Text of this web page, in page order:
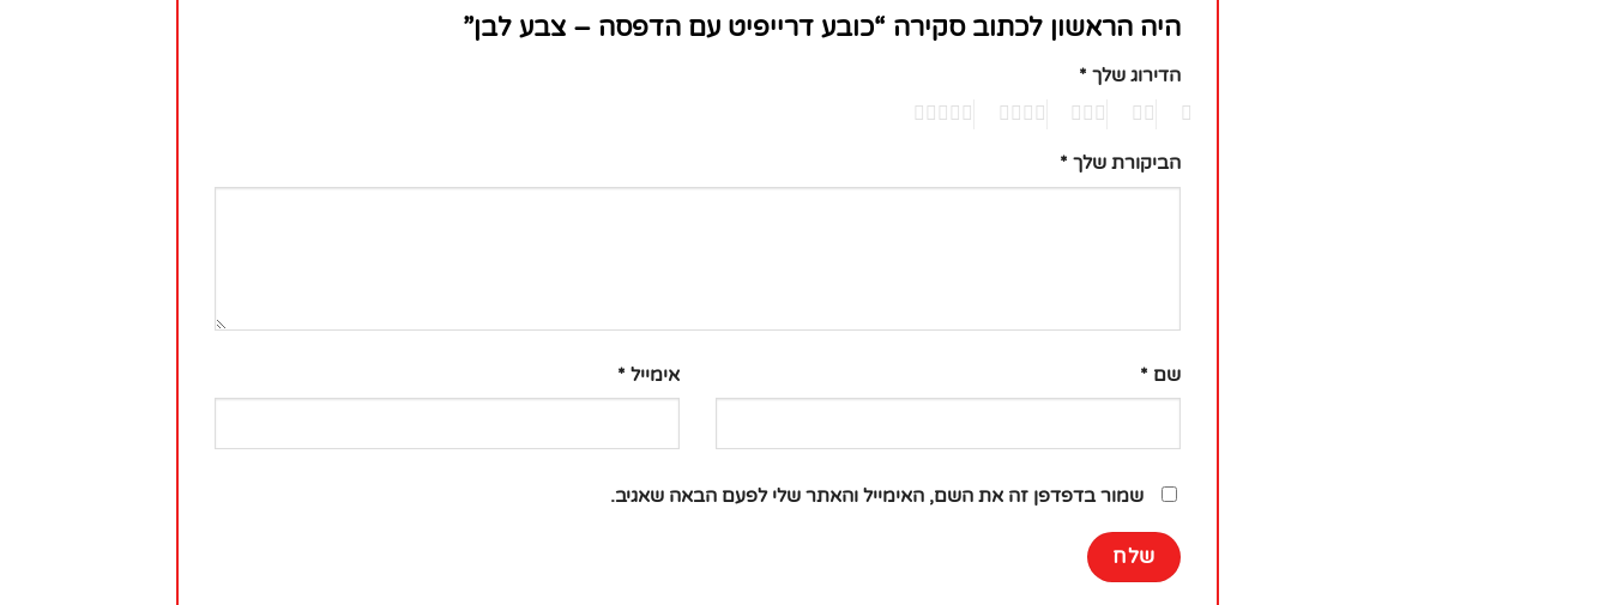
היה הראשון לכתוב סקירה “כובע דרייפיט עם הדפסה – צבע לבן”
הדירוג שלך *
הביקורת שלך *
שם * אימייל *
שמור בדפדפן זה את השם, האימייל והאתר שלי לפעם הבאה שאגיב.